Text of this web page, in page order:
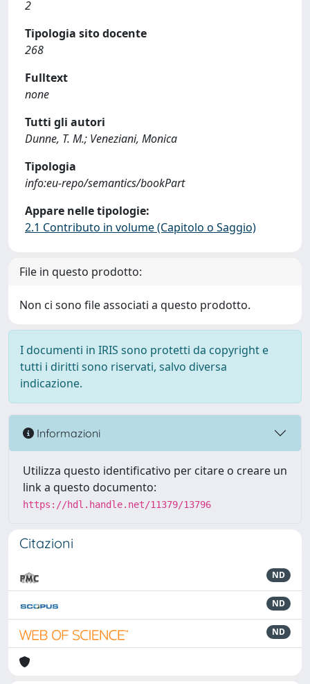
2
Tipologia sito docente
268
Fulltext
none
Tutti gli autori
Dunne, T. M.; Veneziani, Monica
Tipologia
info:eu-repo/semantics/bookPart
Appare nelle tipologie:
2.1 Contributo in volume (Capitolo o Saggio)
File in questo prodotto:
Non ci sono file associati a questo prodotto.
I documenti in IRIS sono protetti da copyright e
tutti i diritti sono riservati, salvo diversa
indicazione.
Informazioni
Utilizza questo identificativo per citare o creare un
link a questo documento:
https://hdl.handle.net/11379/13796
Citazioni
ND
ND
ND